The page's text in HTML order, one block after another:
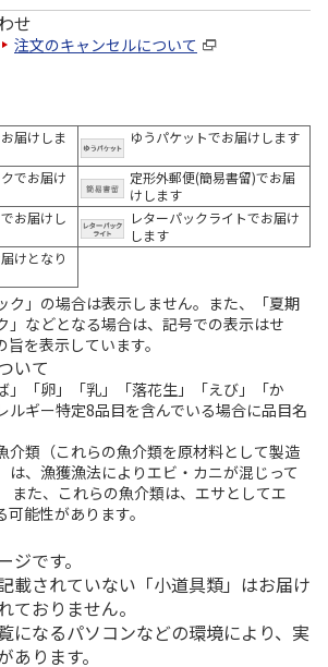
せ
注文のキャンセルについて
届けしま
ゆうパケットでお届けします
でお届け
定形外郵便(簡易書留)でお届
けします
お届けし
レターパックライトでお届け
します
けとなり
ク」の場合は表示しません。また、「夏期
」などとなる場合は、記号での表示はせ
を表示しています。
いて
」「卵」「乳」「落花生」「えび」「か
ルギー特定8品目を含んでいる場合に品目名
類（これらの魚介類を原材料として製造
は、漁獲漁法によりエビ・カニが混じって
また、これらの魚介類は、エサとしてエ
能性があります。
ジです。
載されていない「小道具類」はお届け
ておりません。
になるパソコンなどの環境により、実
あります。